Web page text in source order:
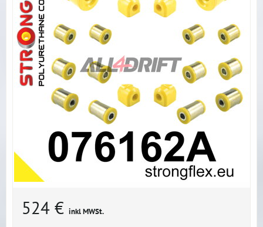
524 € inkl MWSt.